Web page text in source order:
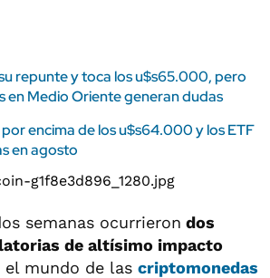
repunte y toca los u$s65.000, pero
en Medio Oriente generan dudas
encima de los u$s64.000 y los ETF
en agosto
semanas ocurrieron dos
de altísimo impacto
el mundo de las criptomonedas